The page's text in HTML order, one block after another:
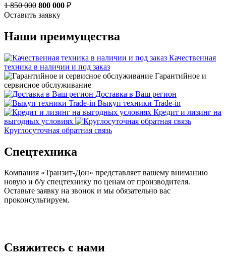
1 850 000 800 000 ₽
Оставить заявку
Наши преимущества
Качественная
техника в наличии и под заказ
Гарантийное и
сервисное обслуживание
Доставка в Ваш регион
Выкуп техники Trade-in
Кредит и лизинг на
выгодных условиях
Круглосуточная обратная связь
Спецтехника
Компания «Транзит-Дон» представляет вашему вниманию
новую и б/у спецтехнику по ценам от производителя.
Оставьте заявку на звонок и мы обязательно вас
проконсультируем.
Свяжитесь с нами